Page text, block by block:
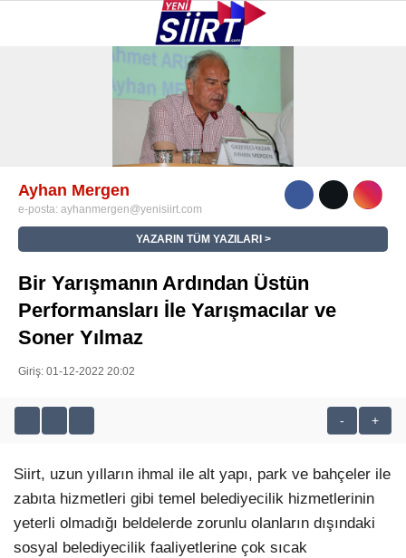
WhatsApp İhbar Hattı
VİDEO YAZARLAR
ERUH
ŞIRVAN
TILLO
GÜNDEM
Ayhan Mergen
e-posta: ayhanmergen@yenisiirt.com
YAZARIN TÜM YAZILARI
Bir Yarışmanın Ardından Üstün
Performansları İle Yarışmacılar ve
Soner Yılmaz
Giriş: 01-12-2022 20:02
- +
Siirt, uzun yılların ihmal ile alt yapı, park ve bahçeler ile
zabıta hizmetleri gibi temel belediyecilik hizmetlerinin
yeterli olmadığı beldelerde zorunlu olanların dışındaki
sosyal belediyecilik faaliyetlerine çok sıcak